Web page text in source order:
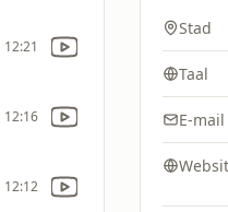
12:21
12:16
12:12
Stad
Taal
E-mail